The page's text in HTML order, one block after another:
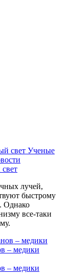
Ученые
лучей,
быстрому
Однако
все-таки
– медики
– медики